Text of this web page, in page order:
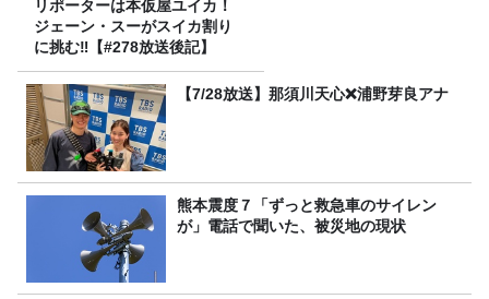
リポーターは本仮屋ユイカ！
ジェーン・スーがスイカ割り
に挑む‼【#278放送後記】
【7/28放送】那須川天心❌浦野芽良アナ
熊本震度７「ずっと救急車のサイレン
が」電話で聞いた、被災地の現状